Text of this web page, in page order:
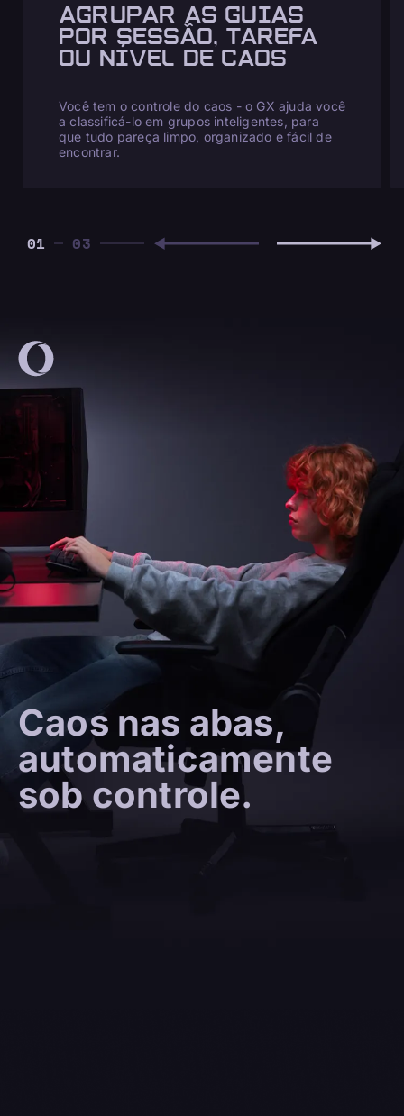
AGRUPAR AS GUIAS
POR SESSÃO, TAREFA
OU NÍVEL DE CAOS
Você tem o controle do caos - o GX ajuda você
a classificá-lo em grupos inteligentes, para
que tudo pareça limpo, organizado e fácil de
encontrar.
01
Caos nas abas,
automaticamente
sob controle.